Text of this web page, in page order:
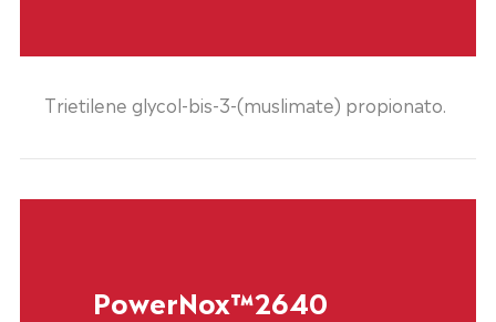
Trietilene glycol-bis-3-(muslimate) propionato.
PowerNox™2640